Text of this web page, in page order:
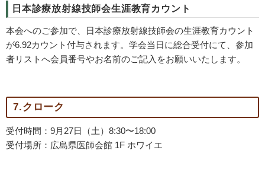
日本診療放射線技師会生涯教育カウント
本会へのご参加で、日本診療放射線技師会の生涯教育カウント
が6.92カウント付与されます。学会当日に総合受付にて、参加
者リストへ会員番号やお名前のご記入をお願いいたします。
7.クローク
受付時間：9月27日（土）8:30〜18:00
受付場所：広島県医師会館 1F ホワイエ